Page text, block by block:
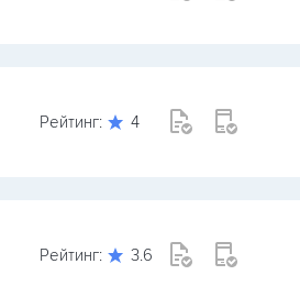
Рейтинг: 4
Рейтинг: 3.6